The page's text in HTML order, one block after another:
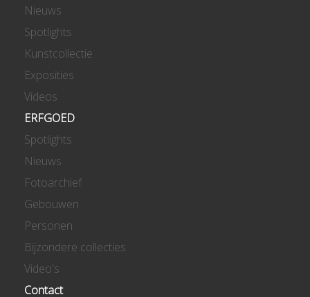
Nieuws
Spotlights
Kunstcollectie
Exposities
Videos
ERFGOED
Spotlights
Nieuws
Fotoarchief
Gebouwen
Personen
Bijzondere collecties
Video's
Contact